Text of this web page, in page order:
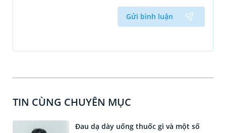
Gửi bình luận
TIN CÙNG CHUYÊN MỤC
Đau dạ dày uống thuốc gì và một số